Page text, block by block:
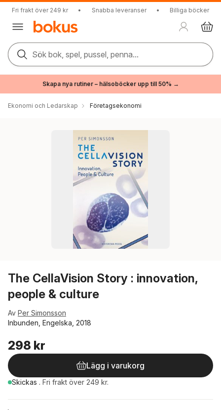
Fri frakt över 249 kr • Snabba leveranser • Billiga böcker
Sök bok, spel, pussel, penna...
Skapa nya rutiner – hälsoböcker upp till 50% →
Ekonomi och Ledarskap Företagsekonomi
The CellaVision Story : innovation,
people & culture
Av Per Simonsson
Inbunden, Engelska, 2018
298 kr
Lägg i varukorg
Skickas . Fri frakt över 249 kr.